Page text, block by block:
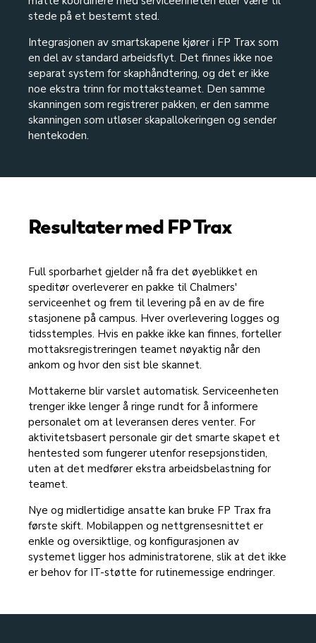
stede på et bestemt sted.
Integrasjonen av smartskapene kjører i FP Trax som
en del av standard arbeidsflyt. Det finnes ikke noe
separat system for skaphåndtering, og det er ikke
noe ekstra trinn for mottaksteamet. Den samme
skanningen som registrerer pakken, er den samme
skanningen som utløser skapallokeringen og sender
hentekoden.
Resultater med FP Trax
Full sporbarhet gjelder nå fra det øyeblikket en
speditør overleverer en pakke til Chalmers'
serviceenhet og frem til levering på en av de fire
stasjonene på campus. Hver overlevering logges og
tidsstemples. Hvis en pakke ikke kan finnes, forteller
mottaksregistreringen teamet nøyaktig når den
ankom og hvor den sist ble skannet.
Mottakerne blir varslet automatisk. Serviceenheten
trenger ikke lenger å ringe rundt for å informere
personalet om at leveransen deres venter. For
aktivitetsbasert personale gir det smarte skapet et
hentested som fungerer utenfor resepsjonstiden,
uten at det medfører ekstra arbeidsbelastning for
teamet.
Nye og midlertidige ansatte kan bruke FP Trax fra
første skift. Mobilappen og nettgrensesnittet er
enkle og oversiktlige, og konfigurasjonen av
systemet ligger hos administratorene, slik at det ikke
er behov for IT-støtte for rutinemessige endringer.